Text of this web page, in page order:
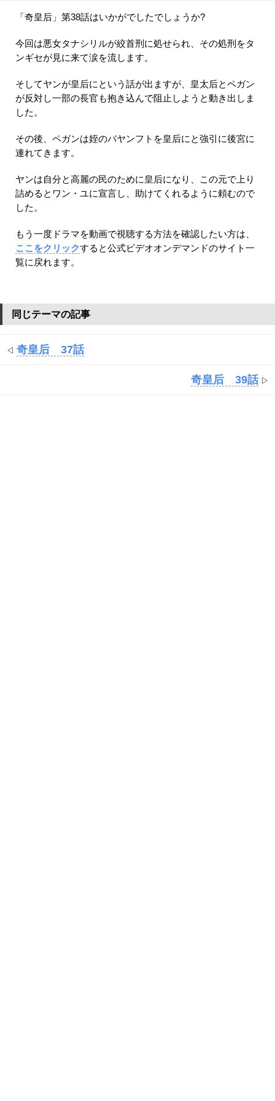
「奇皇后」第38話はいかがでしたでしょうか?
今回は悪女タナシリルが絞首刑に処せられ、その処刑をタ
ンギセが見に来て涙を流します。
そしてヤンが皇后にという話が出ますが、皇太后とペガン
が反対し一部の長官も抱き込んで阻止しようと動き出しま
した。
その後、ペガンは姪のバヤンフトを皇后にと強引に後宮に
連れてきます。
ヤンは自分と高麗の民のために皇后になり、この元で上り
詰めるとワン・ユに宣言し、助けてくれるように頼むので
した。
もう一度ドラマを動画で視聴する方法を確認したい方は、
ここをクリックすると公式ビデオオンデマンドのサイト一
覧に戻れます。
同じテーマの記事
◁ 奇皇后 37話
奇皇后 39話▷